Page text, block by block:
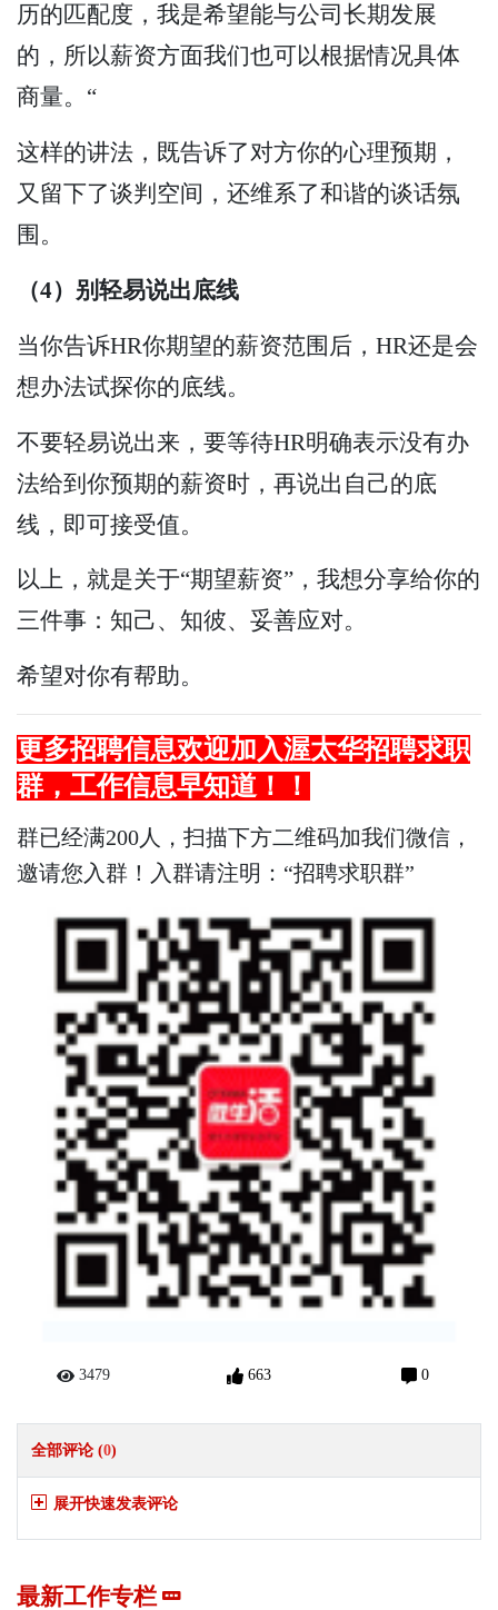
历的匹配度，我是希望能与公司长期发展
的，所以薪资方面我们也可以根据情况具体
商量。“
这样的讲法，既告诉了对方你的心理预期，
又留下了谈判空间，还维系了和谐的谈话氛
围。
（4）别轻易说出底线
当你告诉HR你期望的薪资范围后，HR还是会
想办法试探你的底线。
不要轻易说出来，要等待HR明确表示没有办
法给到你预期的薪资时，再说出自己的底
线，即可接受值。
以上，就是关于“期望薪资”，我想分享给你的
三件事：知己、知彼、妥善应对。
希望对你有帮助。
更多招聘信息欢迎加入渥太华招聘求职
群， 工作信息早知道！！
群已经满200人，扫描下方二维码加我们微信，
邀请您入群！入群请注明：“招聘求职群”
3479 663 0
全部评论 (0)
展开快速发表评论
最新工作专栏